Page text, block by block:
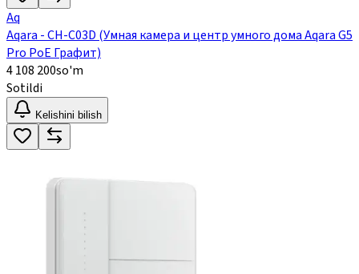
Aq
Aqara - CH-C03D (Умная камера и центр умного дома Aqara G5
Pro PoE Графит)
4 108 200so'm
Sotildi
Kelishini bilish